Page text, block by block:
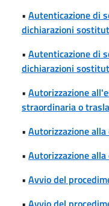
• Autenticazione di
dichiarazioni
• Autenticazione di
dichiarazioni
• Autorizzazione
straordinaria o
• Autorizzazione alla
• Autorizzazione
• Avvio del